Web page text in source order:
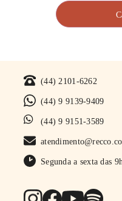
(44) 2101-6262
(44) 9 9139-9409
(44) 9 9151-3589
Segunda a sexta das